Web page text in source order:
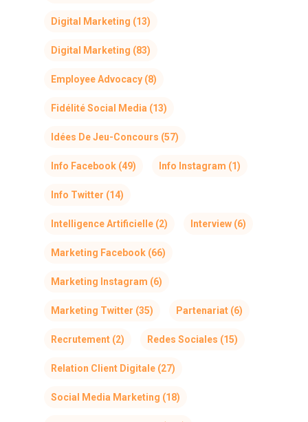
Digital Marketing (13)
Digital Marketing (83)
Employee Advocacy (8)
Fidélité Social Media (13)
Idées De Jeu-Concours (57)
Info Facebook (49) Info Instagram (1)
Info Twitter (14)
Intelligence Artificielle (2) Interview (6)
Marketing Facebook (66)
Marketing Instagram (6)
Marketing Twitter (35) Partenariat (6)
Recrutement (2) Redes Sociales (15)
Relation Client Digitale (27)
Social Media Marketing (18)